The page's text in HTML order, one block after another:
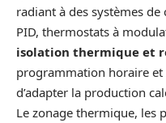
radiant à des systèmes
PID, thermostats à
isolation thermique et
programmation horaire et
d’adapter la production
Le zonage thermique, les